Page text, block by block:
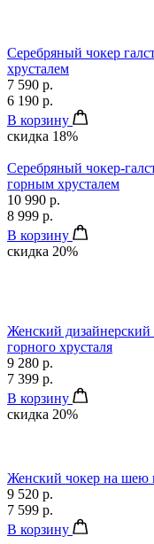
Серебряный чокер
хрусталем
7 590 р.
6 190 р.
В корзину
скидка 18%
Серебряный чокер-
горным хрусталем
10 990 р.
8 999 р.
В корзину
скидка 20%
Женский дизайнерский
горного хрусталя
9 280 р.
7 399 р.
В корзину
скидка 20%
Женский чокер на шею
9 520 р.
7 599 р.
В корзину